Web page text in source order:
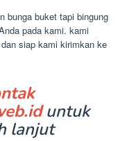
bunga buket tapi bingung
pada kami. kami
siap kami kirimkan ke
untuk
lanjut